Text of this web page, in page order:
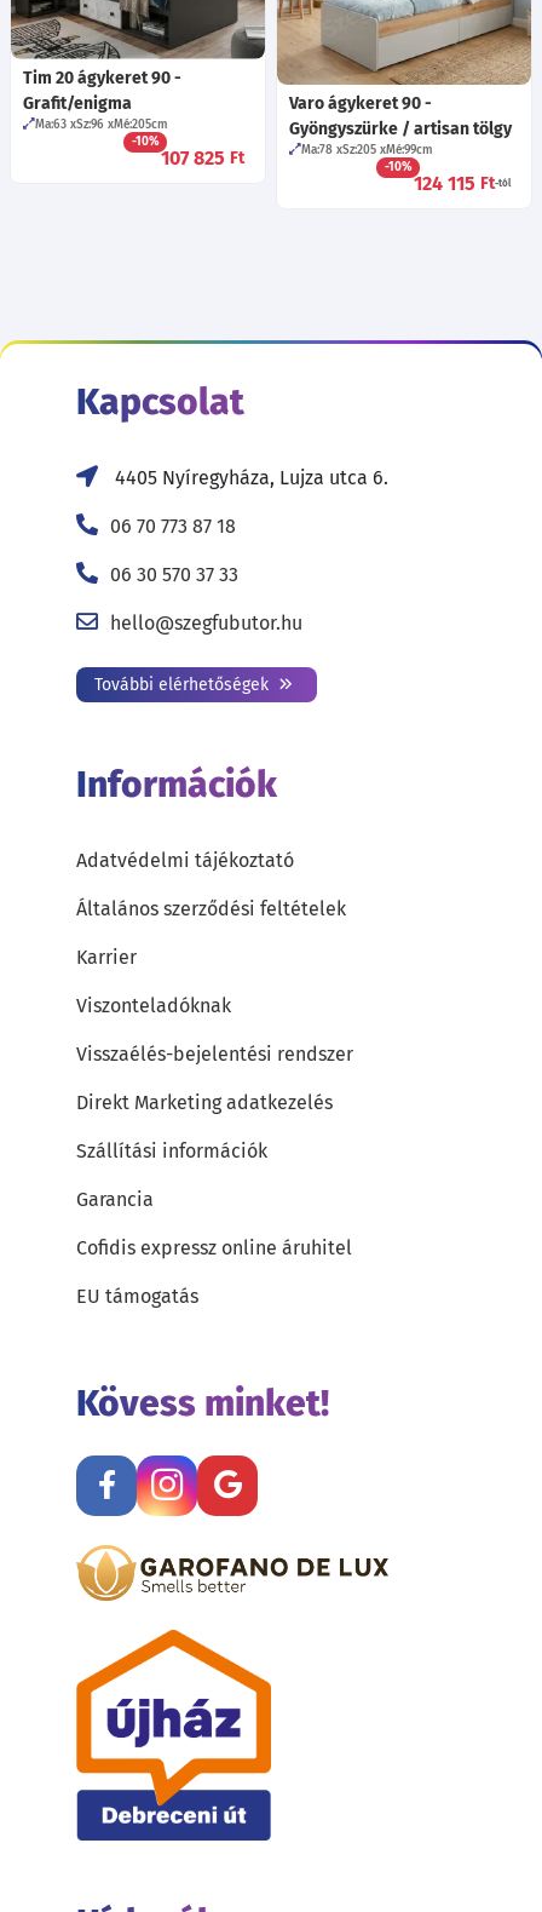
Tim 20 ágykeret 90 -
Grafit/enigma
Ma:63 Sz:96 Mé:205cm
-10%
107 825 Ft
Varo ágykeret 90 -
Gyöngyszürke / artisan tölgy
Ma:78 Sz:205 Mé:99cm
-10%
124 115 Ft-tól
Kapcsolat
4405 Nyíregyháza, Lujza utca 6.
06 70 773 87 18
06 30 570 37 33
hello@szegfubutor.hu
További elérhetőségek
Információk
Adatvédelmi tájékoztató
Általános szerződési feltételek
Karrier
Viszonteladóknak
Visszaélés-bejelentési rendszer
Direkt Marketing adatkezelés
Szállítási információk
Garancia
Cofidis expressz online áruhitel
EU támogatás
Kövess minket!